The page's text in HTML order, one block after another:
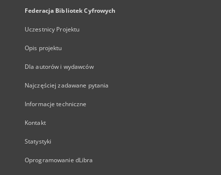
Federacja Bibliotek Cyfrowych
Uczestnicy Projektu
Opis projektu
Dla autorów i wydawców
Najczęściej zadawane pytania
Informacje techniczne
Kontakt
Statystyki
Oprogramowanie dLibra